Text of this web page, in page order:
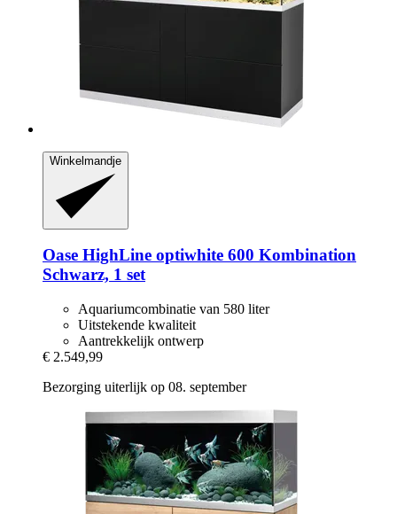
Winkelmandje
Oase HighLine optiwhite 600 Kombination
Schwarz, 1 set
Aquariumcombinatie van 580 liter
Uitstekende kwaliteit
Aantrekkelijk ontwerp
€ 2.549,99
Bezorging uiterlijk op 08. september